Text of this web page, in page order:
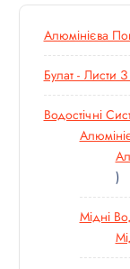
к
:
Алюмінієва
Булат - Листи
Водостічні
1
1
5
Т
О
Мідні